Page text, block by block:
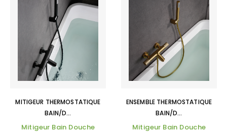
MITIGEUR THERMOSTATIQUE
BAIN/D...
Mitigeur Bain Douche
ENSEMBLE THERMOSTATIQUE
BAIN/D...
Mitigeur Bain Douche